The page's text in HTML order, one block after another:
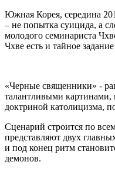
Южная Корея, середина
– не попытка суицида, а
молодого семинариста
Чхве есть и тайное
«Черные священники» -
талантливыми картинами,
доктриной католицизма,
Сценарий строится по
представляют двух
и под конец ритм
демонов.